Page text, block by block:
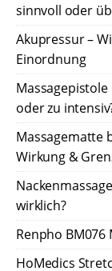
sinnvoll oder
Akupressur –
Einordnung
oder zu
Massagematte
Wirkung &
wirklich?
Renpho BM076
HoMedics